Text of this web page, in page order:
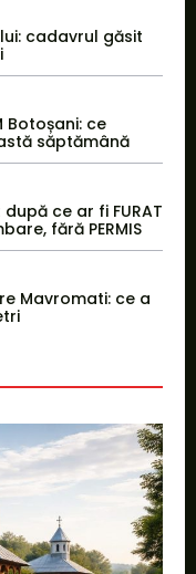
cadavrul găsit
Botoșani: ce
săptămână
ce ar fi FURAT
fără PERMIS
Mavromati: ce a